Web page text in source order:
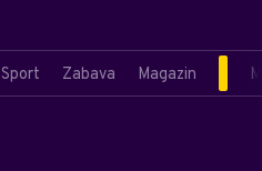
Sport Zabava Magazin